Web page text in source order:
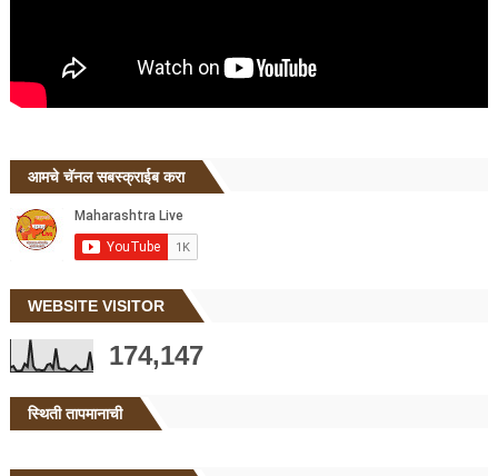
आमचे चॅनल सबस्क्राईब करा
WEBSITE VISITOR
174,147
स्थिती तापमानाची